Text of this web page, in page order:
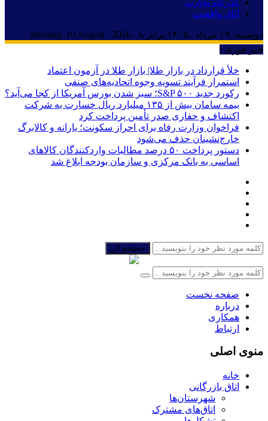
گذرگاه تجارت
اتاق واقعیت
دوشنبه, ۱۹ مرداد , ۱۴۰۵ برابر با - Monday, 10 August , 2026
خبر فوری :
خلأ قرارداد در بازار طلا| بازار طلا در آزمون اعتماد
استمرار فرآیند تسویه وجوه اتحادیه‌های صنفی
رکورد جدید S&P ۵۰۰؛ سبز شدن بورس آمریکا از کجا می‌آید؟
بیمه سامان بیش از ۱۳۵ میلیارد ریال خسارت به شرکت
اکتشاف و حفاری صدر تأمین پرداخت کرد
فراخوان وزارت رفاه برای احراز سکونت؛ یارانه و کالابرگ
خارج‌نشینان حذف می‌شود
دستور پرداخت ۵۰ درصد مطالبات واردکنندگان کالاهای
اساسی به بانک مرکزی و سازمان بودجه ابلاغ شد
جستجو کن
صفحه نخست
درباره
همکاری
ارتباط
منوی اصلی
خانه
اتاق بازرگانی
شهرستان‌ها
اتاق‌های مشترک